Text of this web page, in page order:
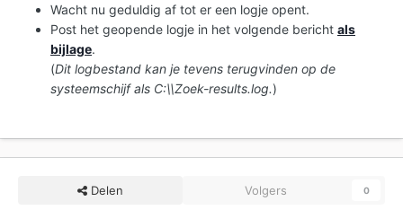
Wacht nu geduldig af tot er een logje opent.
Post het geopende logje in het volgende bericht als
bijlage.
(Dit logbestand kan je tevens terugvinden op de
systeemschijf als C:\\Zoek-results.log.)
Delen Volgers 0